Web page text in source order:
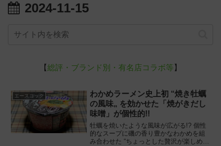
2024-11-15
【総評・ブランド別・有名店コラボ等 】
エースコック
わかめラーメン史上初 “焼き牡蠣
の風味„ を効かせた「焼がきだし
味噌」が個性的!!
牡蠣を焼いたような風味が広がる!? 個性
的なスープに磯の香り豊かなわかめを組
み合わせた “ちょっとした贅沢が楽しめる